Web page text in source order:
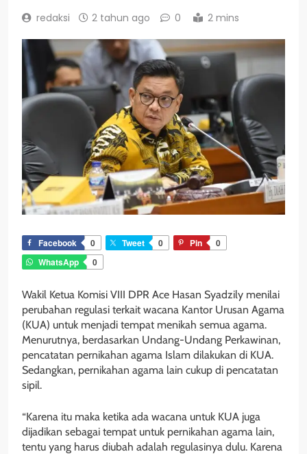
redaksi 2 tahun ago 0 2 mins
Facebook 0 Tweet 0 Pin
0
WhatsApp
0
Wakil Ketua Komisi VIII DPR Ace Hasan Syadzily menilai
perubahan regulasi terkait wacana Kantor Urusan Agama
(KUA) untuk menjadi tempat menikah semua agama.
Menurutnya, berdasarkan Undang-Undang Perkawinan,
pencatatan pernikahan agama Islam dilakukan di KUA.
Sedangkan, pernikahan agama lain cukup di pencatatan
sipil.
“Karena itu maka ketika ada wacana untuk KUA juga
dijadikan sebagai tempat untuk pernikahan agama lain,
tentu yang harus diubah adalah regulasinya dulu. Karena